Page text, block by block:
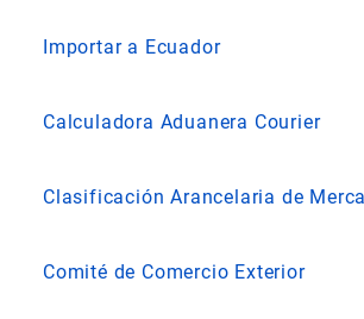
Importar a Ecuador
Calculadora Aduanera Courier
Clasificación Arancelaria de
Comité de Comercio Exterior